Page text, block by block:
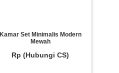
Kamar Set Minimalis Modern
Mewah
Rp (Hubungi CS)